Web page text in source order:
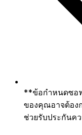
**ข้อกำหนดซอ
ของคุณอาจต้อง
ช่วยรับประกันค